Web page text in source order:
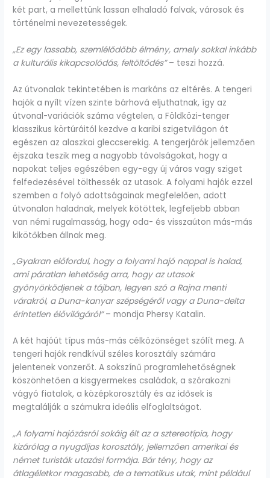
két part, a mellettünk lassan elhaladó falvak, városok és
történelmi nevezetességek.
„Ez egy lassabb, szemlélődőbb élmény, amely sokkal inkább
a kulturális kikapcsolódás, feltöltődés”– teszi hozzá.
Az útvonalak tekintetében is markáns az eltérés. A tengeri
hajók a nyílt vízen szinte bárhová eljuthatnak, így az
útvonal-variációk száma végtelen, a Földközi-tenger
klasszikus körtúráitól kezdve a karibi szigetvilágon át
egészen az alaszkai gleccserekig. A tengerjárók jellemzően
éjszaka teszik meg a nagyobb távolságokat, hogy a
napokat teljes egészében egy-egy új város vagy sziget
felfedezésével tölthessék az utasok. A folyami hajók ezzel
szemben a folyó adottságainak megfelelően, adott
útvonalon haladnak, melyek kötöttek, legfeljebb abban
van némi rugalmasság, hogy oda- és visszaúton más-más
kikötőkben állnak meg.
„Gyakran előfordul, hogy a folyami hajó nappal is halad,
ami páratlan lehetőség arra, hogy az utasok
gyönyörködjenek a tájban, legyen szó a Rajna menti
várakról, a Duna-kanyar szépségéről vagy a Duna-delta
érintetlen élővilágáról”– mondja Phersy Katalin.
A két hajóút típus más-más célközönséget szólít meg. A
tengeri hajók rendkívül széles korosztály számára
jelentenek vonzerőt. A sokszínű programlehetőségnek
köszönhetően a kisgyermekes családok, a szórakozni
vágyó fiatalok, a középkorosztály és az idősek is
megtalálják a számukra ideális elfoglaltságot.
„A folyami hajózásról sokáig élt az a sztereotípia, hogy
kizárólag a nyugdíjas korosztály, jellemzően amerikai és
német turisták utazási formája. Bár tény, hogy az
átlagéletkor magasabb, de a tematikus utak, mint például